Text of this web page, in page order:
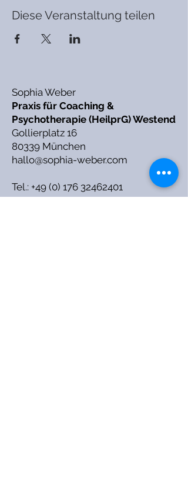
Diese Veranstaltung teilen
Sophia Weber
Praxis für Coaching &
Psychotherapie (HeilprG) Westend
Gollierplatz 16
80339 München
hallo@sophia-weber.com
Tel.: +49 (0) 176 32462401